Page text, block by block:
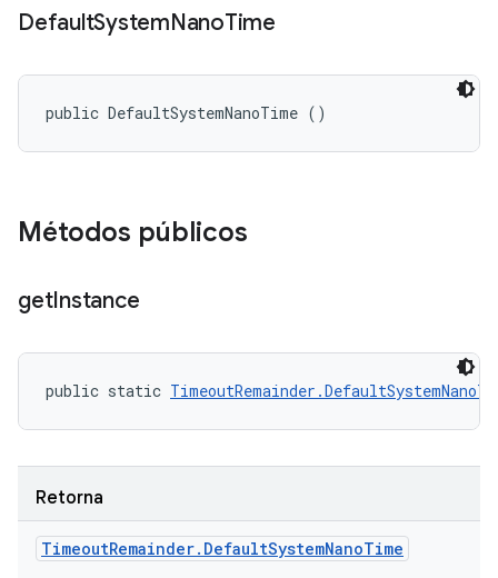
DefaultSystemNanoTime
public DefaultSystemNanoTime ()
Métodos públicos
getInstance
public static
Retorna
TimeoutRemainder. DefaultSystemNanoTime